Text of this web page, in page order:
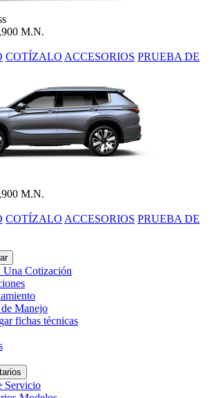
M.N.
COTÍZALO ACCESORIOS PRUEBA DE
M.N.
COTÍZALO ACCESORIOS PRUEBA DE
Una Cotización
Manejo
fichas técnicas
Servicio